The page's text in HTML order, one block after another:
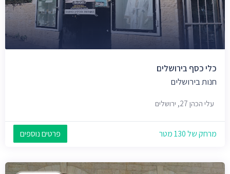
כלי כסף בירושלים
חנות בירושלים
עלי הכהן 27, ירושלים
מרחק של 130 מטר פרטים נוספים